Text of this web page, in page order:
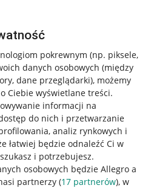
pokrewnym (np. piksele,
danych osobowych (między
dane przeglądarki), możemy
Ciebie wyświetlane treści.
informacji na
do nich i przetwarzanie
analiz rynkowych i
łatwiej będzie odnaleźć Ci w
i potrzebujesz.
osobowych będzie Allegro a
partnerzy (17 partnerów), w